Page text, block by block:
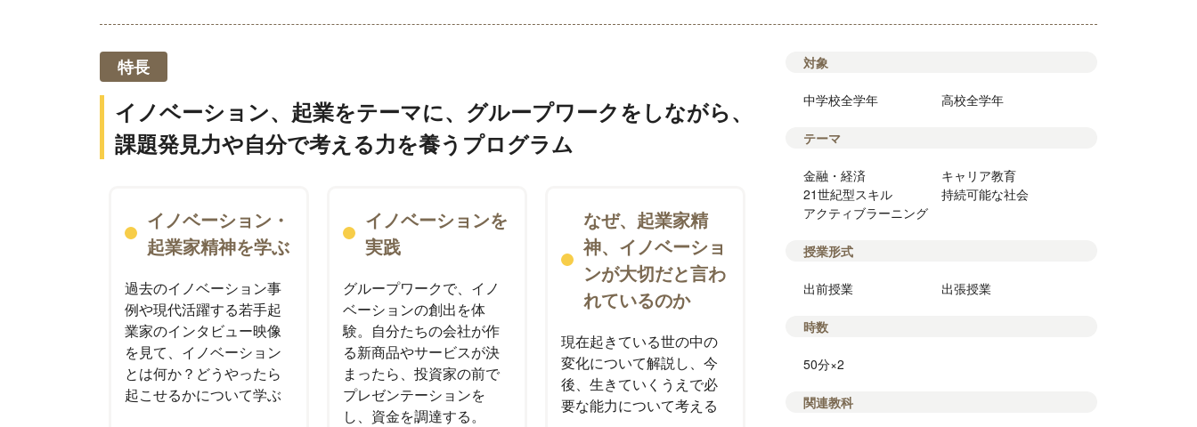
対象
中学校全学年 高校全学年
テーマ
金融・経済
キャリア教育
21世紀型スキル
持続可能な社会
アクティブラーニング
授業形式
出前授業 出張授業
時数
50分×2
関連教科
特長
イノベーション、起業をテーマに、グループワークをしながら、
課題発見力や自分で考える力を養うプログラム
イノベーション・
起業家精神を学ぶ
過去のイノベーション事
例や現代活躍する若手起
業家のインタビュー映像
を見て、イノベーション
とは何か？どうやったら
起こせるかについて学ぶ
イノベーションを
実践
グループワークで、イノ
ベーションの創出を体
験。自分たちの会社が作
る新商品やサービスが決
まったら、投資家の前で
プレゼンテーションを
し、資金を調達する。
なぜ、起業家精
神、イノベーショ
ンが大切だと言わ
れているのか
現在起きている世の中の
変化について解説し、今
後、生きていくうえで必
要な能力について考える